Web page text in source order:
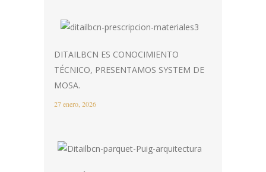
DITAILBCN ES CONOCIMIENTO
TÉCNICO, PRESENTAMOS SYSTEM DE
MOSA.
27 enero, 2026